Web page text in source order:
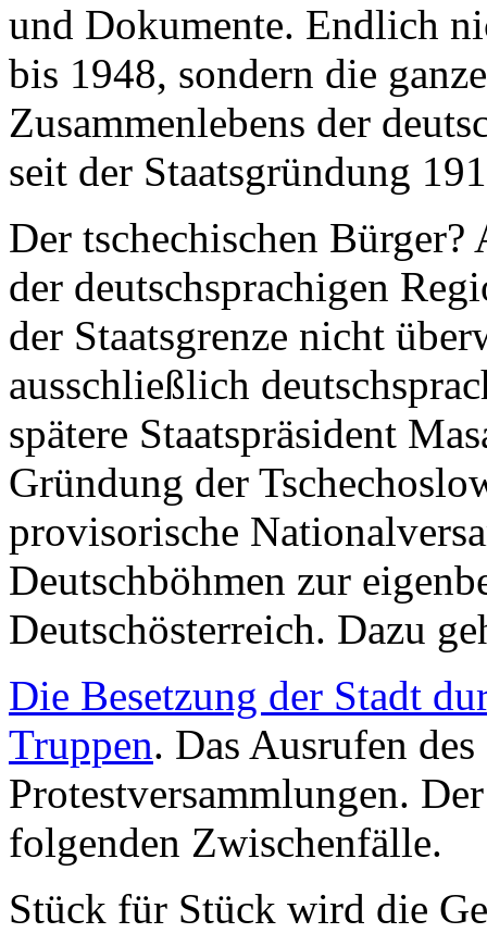
und Dokumente. Endlich
bis 1948, sondern die
Zusammenlebens der
seit der Staatsgründung
Der tschechischen
der deutschsprachigen
der Staatsgrenze nicht
ausschließlich
spätere Staatspräsident
Gründung der
provisorische
Deutschböhmen zur
Deutschösterreich. Dazu
Die Besetzung der Stadt
Truppen. Das Ausrufen
Protestversammlungen.
folgenden Zwischenfälle.
Stück für Stück wird die